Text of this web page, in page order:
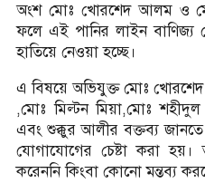
অংশ মোঃ খোরশেদ আলম ও
ফলে এই পানির লাইন বাণিজ্য
হাতিয়ে নেওয়া হচ্ছে।
এ বিষয়ে অভিযুক্ত মোঃ
,মোঃ মিল্টন মিয়া,মোঃ
এবং শুক্কুর আলীর বক্তব্য
যোগাযোগের চেষ্টা করা
করেননি কিংবা কোনো মন্তব্য